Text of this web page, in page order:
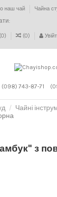
наш чай Чайна
(0) (0)
(098) 743-87-71
Чайні
з